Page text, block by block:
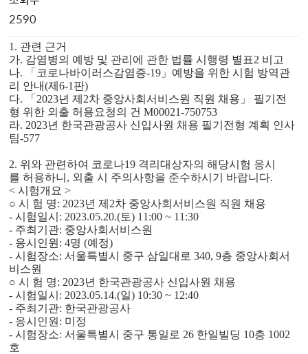
2590
1. 관련 근거
가. 감염병의 예방 및 관리에 관한 법률 시행령 별표2 비고
나. 「코로나바이러스감염증-19」예방을 위한 시험 방역관
리 안내(제6-1판)
다. 「2023년 제2차 중앙사회서비스원 직원 채용」 필기전
형 위한 외출 허용요청의 건 M00021-750753
라. 2023년 한국관광공사 신입사원 채용 필기전형 계획 인사
팀-577
2. 위와 관련하여 코로나19 격리대상자의 해당시험 응시
를 허용하니, 외출 시 주의사항을 준수하시기 바랍니다.
< 시험개요 >
○ 시 험 명: 2023년 제2차 중앙사회서비스원 직원 채용
- 시험일시: 2023.05.20.(토) 11:00 ~ 11:30
- 주최기관: 중앙사회서비스원
- 응시인원: 4명 (예정)
- 시험장소: 서울특별시 중구 삼일대로 340, 9층 중앙사회서
비스원
○ 시 험 명: 2023년 한국관광공사 신입사원 채용
- 시험일시: 2023.05.14.(일) 10:30 ~ 12:40
- 주최기관: 한국관광공사
- 응시인원: 미정
- 시험장소: 서울특별시 중구 통일로 26 한일빌딩 10층 1002
호